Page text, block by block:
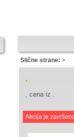
Slične strane: >
,
, cena iz .
Akcija je